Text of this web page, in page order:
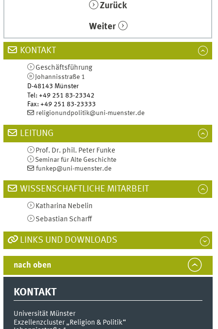
Zurück
Weiter
KONTAKT
Geschäftsführung
Johannisstraße 1
D-48143 Münster
Tel:+49 251 83-23342
Fax:+49 251 83-23333
religionundpolitik@uni-muenster.de
LEITUNG
Prof. Dr. phil. Peter Funke
Seminar für Alte Geschichte
funkep@uni-muenster.de
WISSENSCHAFTLICHE MITARBEIT
Katharina Nebelin
Sebastian Scharff
LINKS UND DOWNLOADS
nach oben
KONTAKT
Universität Münster
Exzellenzcluster „Religion & Politik“